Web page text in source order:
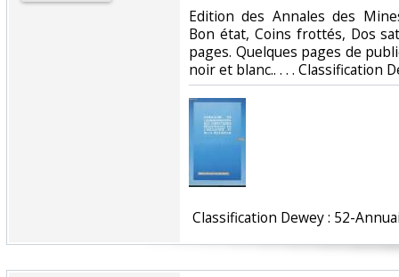
‎Edition des Annales des
Bon état, Coins frottés, Dos
pages. Quelques pages de
noir et blanc.. . . . Classification
Classification Dewey : 52-